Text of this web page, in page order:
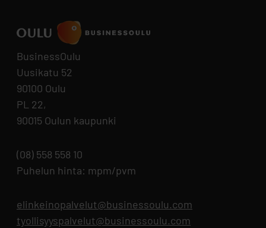
BusinessOulu
Uusikatu 52
90100 Oulu
PL 22,
90015 Oulun kaupunki
(08) 558 558 10
Puhelun hinta: mpm/pvm
elinkeinopalvelut@businessoulu.com
tyollisyyspalvelut@businessoulu.com